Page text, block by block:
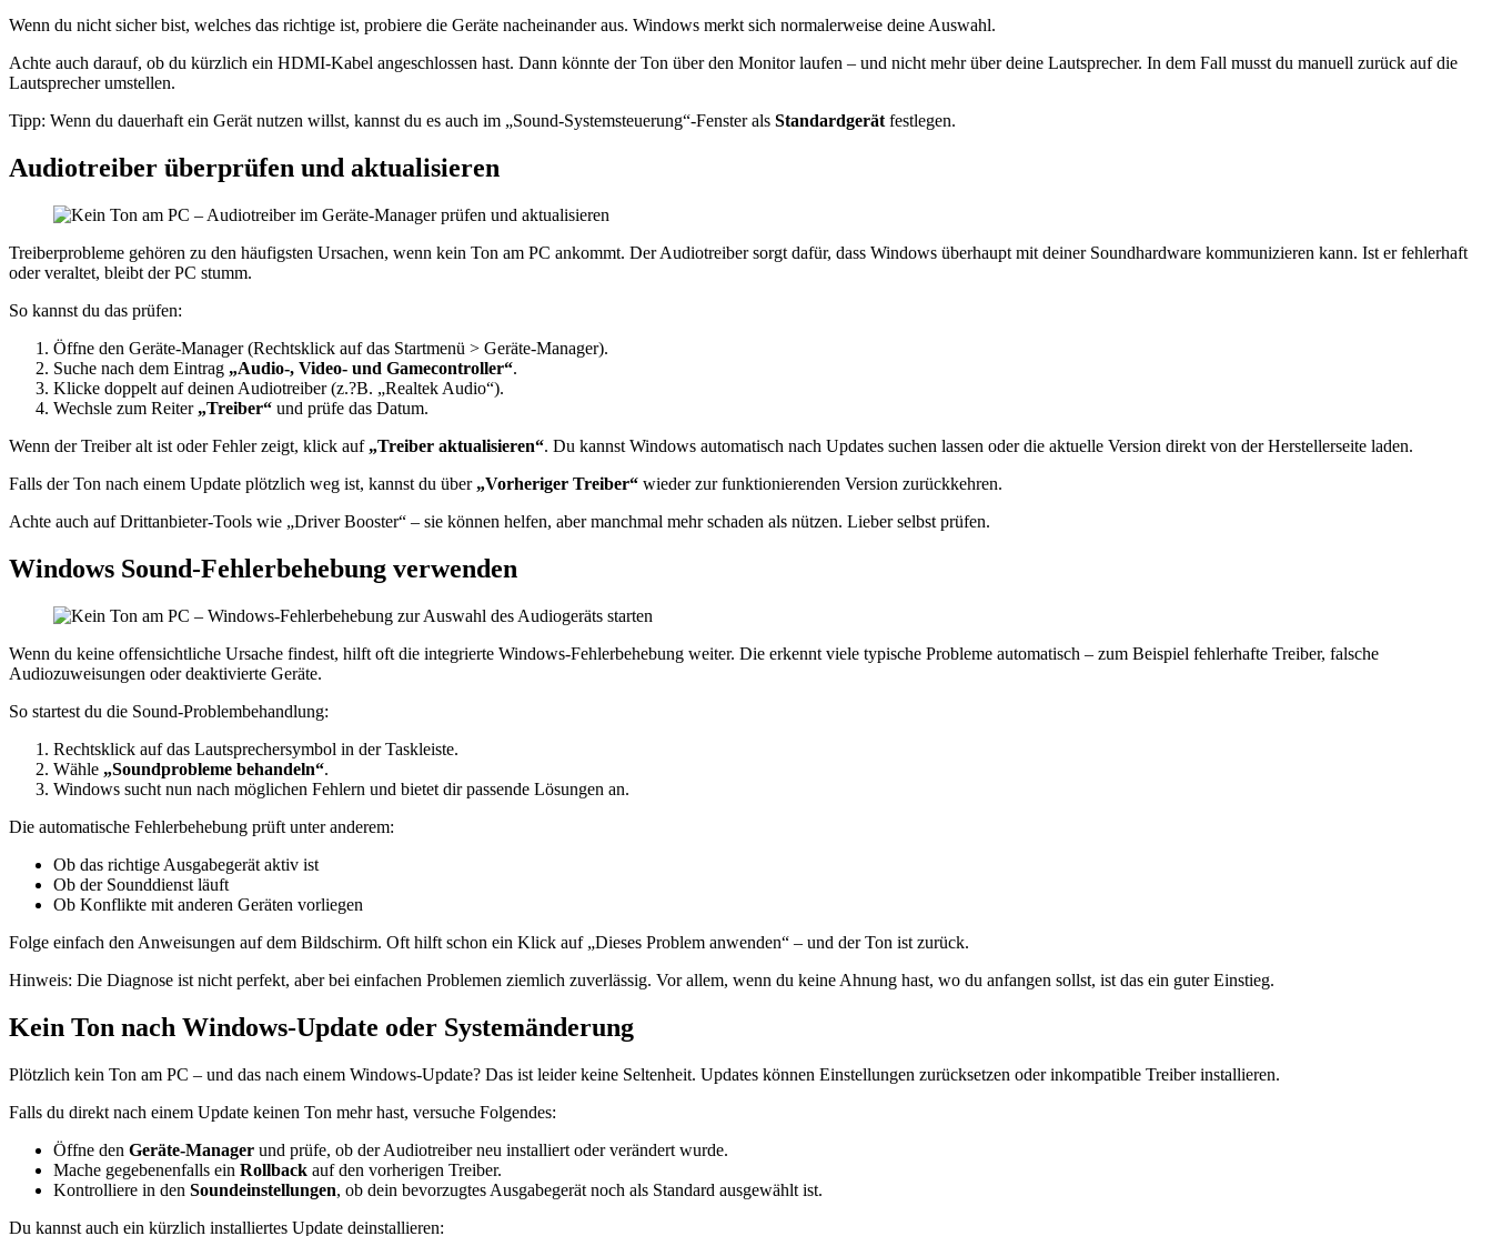
Wenn du nicht sicher bist, welches das richtige ist, probiere die Geräte nacheinander aus. Windows merkt sich normalerweise deine Auswahl.
Achte auch darauf, ob du kürzlich ein HDMI-Kabel angeschlossen hast. Dann könnte der Ton über den Monitor laufen – und nicht mehr über deine Lautsprecher. In dem Fall musst du manuell zurück auf die
Lautsprecher umstellen.
Tipp: Wenn du dauerhaft ein Gerät nutzen willst, kannst du es auch im „Sound-Systemsteuerung“-Fenster als Standardgerät festlegen.
Audiotreiber überprüfen und aktualisieren
Treiberprobleme gehören zu den häufigsten Ursachen, wenn kein Ton am PC ankommt. Der Audiotreiber sorgt dafür, dass Windows überhaupt mit deiner Soundhardware kommunizieren kann. Ist er fehlerhaft
oder veraltet, bleibt der PC stumm.
So kannst du das prüfen:
Öffne den Geräte-Manager (Rechtsklick auf das Startmenü > Geräte-Manager).
Suche nach dem Eintrag „Audio-, Video- und Gamecontroller“.
Klicke doppelt auf deinen Audiotreiber (z.?B. „Realtek Audio“).
Wechsle zum Reiter „Treiber“ und prüfe das Datum.
Wenn der Treiber alt ist oder Fehler zeigt, klick auf „Treiber aktualisieren“. Du kannst Windows automatisch nach Updates suchen lassen oder die aktuelle Version direkt von der Herstellerseite laden.
Falls der Ton nach einem Update plötzlich weg ist, kannst du über „Vorheriger Treiber“ wieder zur funktionierenden Version zurückkehren.
Achte auch auf Drittanbieter-Tools wie „Driver Booster“ – sie können helfen, aber manchmal mehr schaden als nützen. Lieber selbst prüfen.
Windows Sound-Fehlerbehebung verwenden
Wenn du keine offensichtliche Ursache findest, hilft oft die integrierte Windows-Fehlerbehebung weiter. Die erkennt viele typische Probleme automatisch – zum Beispiel fehlerhafte Treiber, falsche
Audiozuweisungen oder deaktivierte Geräte.
So startest du die Sound-Problembehandlung:
Rechtsklick auf das Lautsprechersymbol in der Taskleiste.
Wähle „Soundprobleme behandeln“.
Windows sucht nun nach möglichen Fehlern und bietet dir passende Lösungen an.
Die automatische Fehlerbehebung prüft unter anderem:
Ob das richtige Ausgabegerät aktiv ist
Ob der Sounddienst läuft
Ob Konflikte mit anderen Geräten vorliegen
Folge einfach den Anweisungen auf dem Bildschirm. Oft hilft schon ein Klick auf „Dieses Problem anwenden“ – und der Ton ist zurück.
Hinweis: Die Diagnose ist nicht perfekt, aber bei einfachen Problemen ziemlich zuverlässig. Vor allem, wenn du keine Ahnung hast, wo du anfangen sollst, ist das ein guter Einstieg.
Kein Ton nach Windows-Update oder Systemänderung
Plötzlich kein Ton am PC – und das nach einem Windows-Update? Das ist leider keine Seltenheit. Updates können Einstellungen zurücksetzen oder inkompatible Treiber installieren.
Falls du direkt nach einem Update keinen Ton mehr hast, versuche Folgendes:
Öffne den Geräte-Manager und prüfe, ob der Audiotreiber neu installiert oder verändert wurde.
Mache gegebenenfalls ein Rollback auf den vorherigen Treiber.
Kontrolliere in den Soundeinstellungen, ob dein bevorzugtes Ausgabegerät noch als Standard ausgewählt ist.
Du kannst auch ein kürzlich installiertes Update deinstallieren: